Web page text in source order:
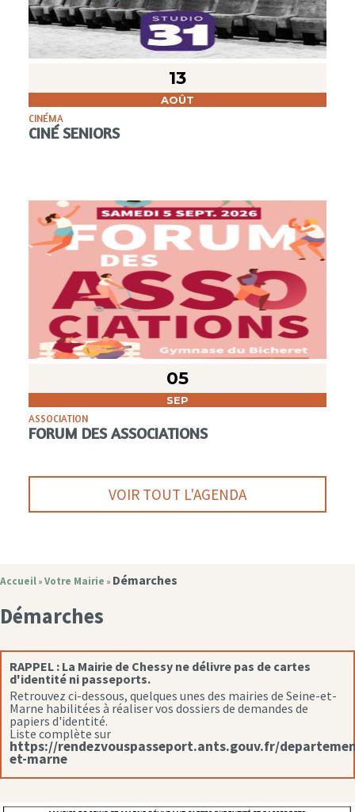
13
AOÛT
CINÉMA
CINÉ SENIORS
05
SEP
ASSOCIATION
FORUM DES ASSOCIATIONS
VOIR TOUT L'AGENDA
Accueil » Votre Mairie » Démarches
Démarches
RAPPEL : La Mairie de Chessy ne délivre pas de cartes
d'identité ni passeports.
Retrouvez ci-dessous, quelques unes des mairies de Seine-et-
Marne habilitées à réaliser vos dossiers de demandes de
papiers d'identité.
Liste complète sur
https://rendezvouspasseport.ants.gouv.fr/
et-marne